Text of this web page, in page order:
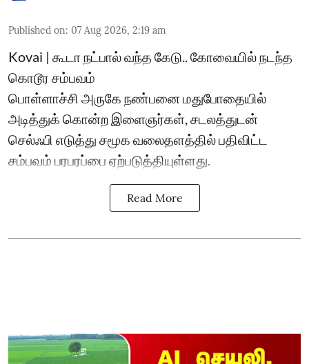
Published on: 07 Aug 2026, 2:19 am
Kovai | கூடா நட்பால் வந்த கேடு.. கோவையில் நடந்த
கொடூர சம்பவம்
பொள்ளாச்சி அருகே நண்பனை மதுபோதையில்
அடித்துக் கொன்ற இளைஞர்கள், சடலத்துடன்
செல்ஃபி எடுத்து சமூக வலைதளத்தில் பதிவிட்ட
சம்பவம் பரபரப்பை ஏற்படுத்தியுள்ளது.
Read More